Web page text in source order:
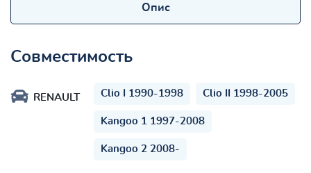
Опис
Совместимость
RENAULT Clio I 1990-1998 Clio II 1998-2005
Kangoo 1 1997-2008
Kangoo 2 2008-